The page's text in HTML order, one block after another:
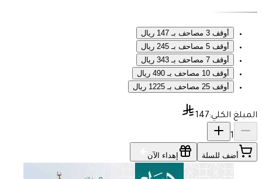
أوقف 3 مصاحف بـ 147 ريال
أوقف 5 مصاحف بـ 245 ريال
أوقف 7 مصاحف بـ 343 ريال
أوقف 10 مصاحف بـ 490 ريال
أوقف 25 مصاحف بـ 1225 ريال
المبلغ الكلي:147
1
أضف للسلة إهداء الآن